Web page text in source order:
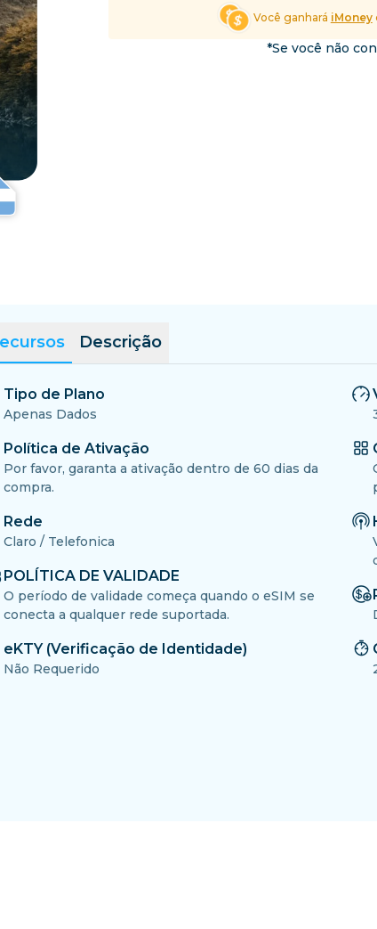
Explore Todos os
Você ganhará iMoney
*Se você não
Descrição
Tipo de Plano
Apenas Dados
Política de Ativação
Por favor, garanta a ativação dentro de 60 dias da
compra.
Rede
Claro / Telefonica
POLÍTICA DE VALIDADE
O período de validade começa quando o eSIM se
conecta a qualquer rede suportada.
eKTY (Verificação de Identidade)
Não Requerido